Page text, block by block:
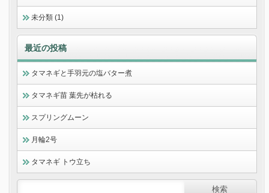
未分類 (1)
最近の投稿
タマネギと手羽元の塩バター煮
タマネギ苗 葉先が枯れる
スプリングムーン
月輪2号
タマネギ トウ立ち